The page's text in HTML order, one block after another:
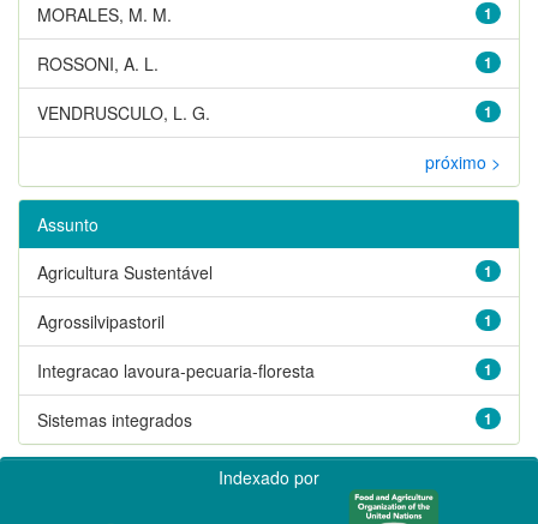
1
MORALES, M. M.
1
ROSSONI, A. L.
1
VENDRUSCULO, L. G.
próximo >
Assunto
1
Agricultura Sustentável
1
Agrossilvipastoril
1
Integracao lavoura-pecuaria-floresta
1
Sistemas integrados
Indexado por